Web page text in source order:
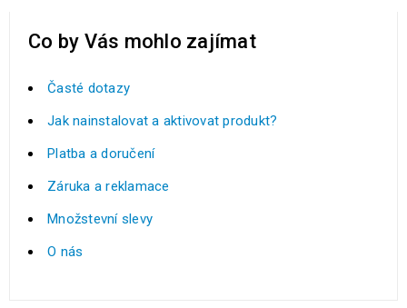
Co by Vás mohlo zajímat
Časté dotazy
Jak nainstalovat a aktivovat produkt?
Platba a doručení
Záruka a reklamace
Množstevní slevy
O nás